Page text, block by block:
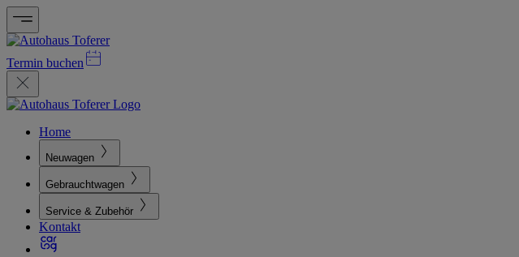
Termin buchen
Home
Neuwagen
Gebrauchtwagen
Service & Zubehör
Kontakt